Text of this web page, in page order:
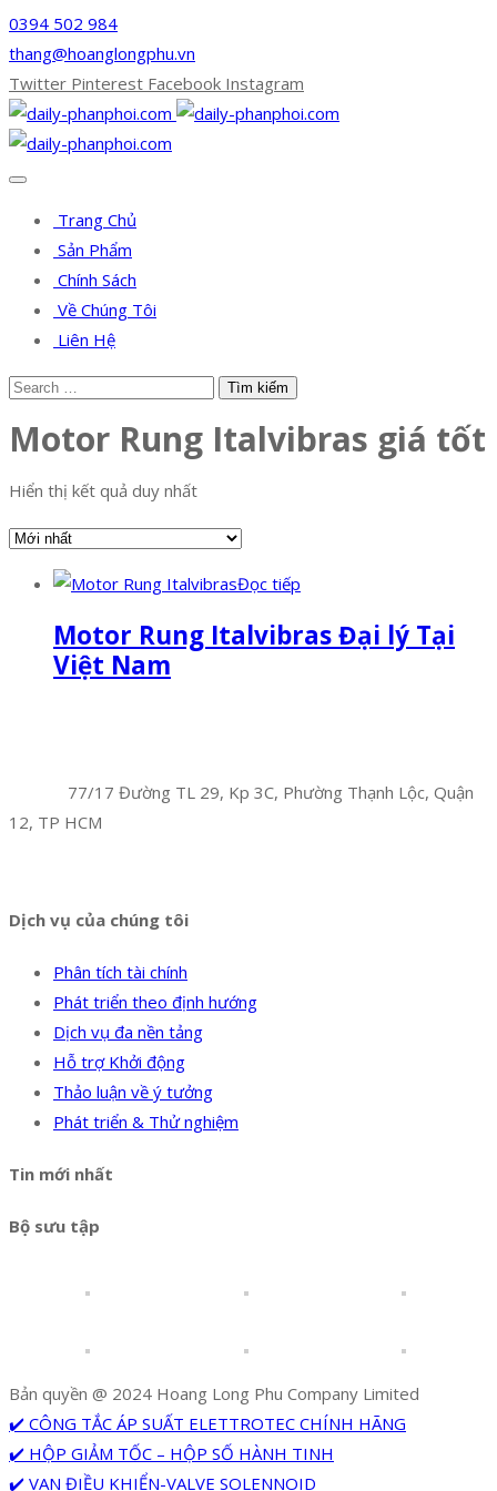
0394 502 984
thang@hoanglongphu.vn
Twitter Pinterest Facebook Instagram
Trang Chủ
Sản Phẩm
Chính Sách
Về Chúng Tôi
Liên Hệ
Motor Rung Italvibras giá tốt
Hiển thị kết quả duy nhất
Đọc tiếp
Motor Rung Italvibras Đại lý Tại
Việt Nam
77/17 Đường TL 29, Kp 3C, Phường Thạnh Lộc, Quận
12, TP HCM
Dịch vụ của chúng tôi
Phân tích tài chính
Phát triển theo định hướng
Dịch vụ đa nền tảng
Hỗ trợ Khởi động
Thảo luận về ý tưởng
Phát triển & Thử nghiệm
Tin mới nhất
Bộ sưu tập
Bản quyền @ 2024 Hoang Long Phu Company Limited
✔️ CÔNG TẮC ÁP SUẤT ELETTROTEC CHÍNH HÃNG
✔️ HỘP GIẢM TỐC – HỘP SỐ HÀNH TINH
✔️ VAN ĐIỀU KHIỂN-VALVE SOLENNOID